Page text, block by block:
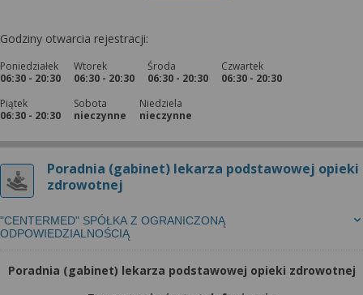
Godziny otwarcia rejestracji:
Poniedziałek
06:30 - 20:30
Wtorek
06:30 - 20:30
Środa
06:30 - 20:30
Czwartek
06:30 - 20:30
Piątek
06:30 - 20:30
Sobota
nieczynne
Niedziela
nieczynne
Poradnia (gabinet) lekarza podstawowej opieki
zdrowotnej
"CENTERMED" SPÓŁKA Z OGRANICZONĄ
ODPOWIEDZIALNOŚCIĄ
Poradnia (gabinet) lekarza podstawowej opieki zdrowotnej